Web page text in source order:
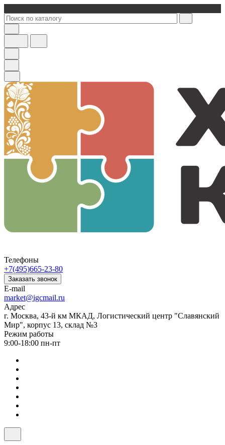
Телефоны
+7(495)665-23-80
Заказать звонок
E-mail
market@igcmail.ru
Адрес
г. Москва, 43-й км МКАД, Логистический центр "Славянский
Мир", корпус 13, склад №3
Режим работы
9:00-18:00 пн-пт